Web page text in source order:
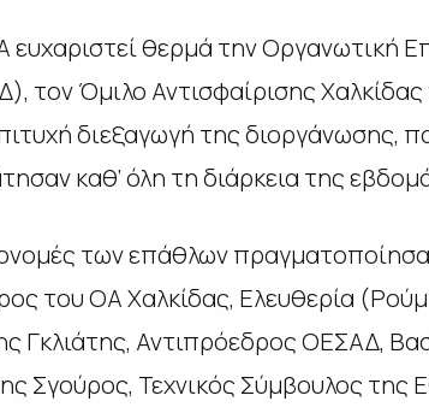
θερμά την Οργανωτική
τον Όμιλο Αντισφαίρισης Χαλκίδας
διεξαγωγή της διοργάνωσης,
καθ’ όλη τη διάρκεια της
των επάθλων
του ΟΑ Χαλκίδας, Ελευθερία
Γκλιάτης, Αντιπρόεδρος ΟΕΣΑΔ,
Σγούρος, Τεχνικός Σύμβουλος